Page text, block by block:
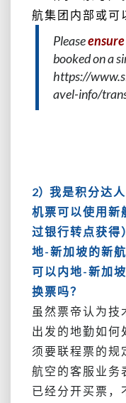
航集团内部或
Pleaseensure
booked on a
https://
avel-info/
2） 我是积分达
机票可以使用新
过银行转点获得
地-新加坡的新
可以内地-新加
换票吗？
虽然票帝认为技
出发的地勤如何
须要联程票的
航空的客服业务
已经分开买票，